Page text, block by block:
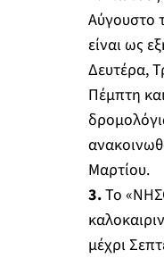
Αύγουστο
είναι ως
Δευτέρα,
Πέμπτη
Μαρτίου.
3.Το
μέχρι